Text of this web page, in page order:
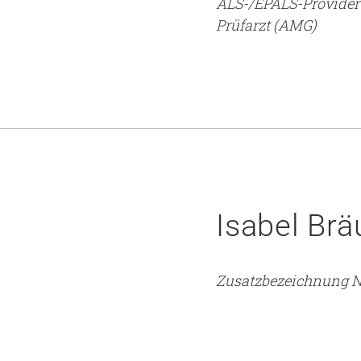
Prüfarzt (AMG)
Isabel
Zusatzbezeichnung